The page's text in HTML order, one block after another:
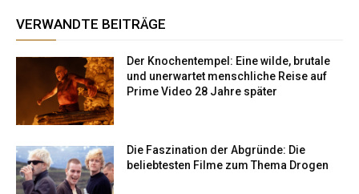
VERWANDTE BEITRÄGE
Der Knochentempel: Eine wilde, brutale
und unerwartet menschliche Reise auf
Prime Video 28 Jahre später
Die Faszination der Abgründe: Die
beliebtesten Filme zum Thema Drogen